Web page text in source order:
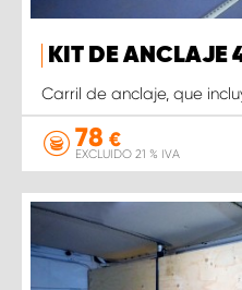
KIT DE ANCLAJE
Carril de anclaje, que
78 €
EXCLUIDO 21 % IVA